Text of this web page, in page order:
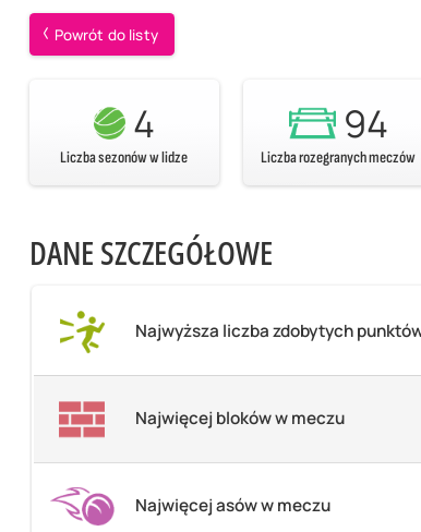
Powrót do listy
4
Liczba sezonów w lidze
94
Liczba rozegranych meczów
DANE SZCZEGÓŁOWE
Najwyższa liczba zdobytych
Najwięcej bloków w meczu
Najwięcej asów w meczu